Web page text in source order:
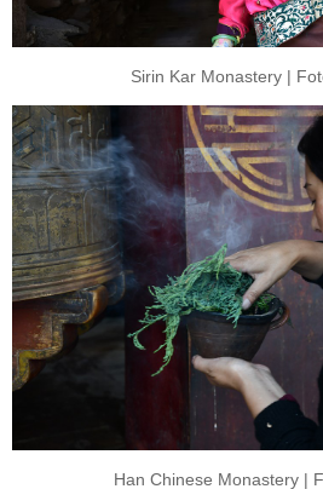
Sirin Kar Monastery |
Han Chinese Monastery |